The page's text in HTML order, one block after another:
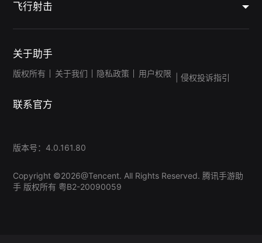
飞行射击
关于助手
版权所有 关于我们 隐私政策 用户权限 | 侵权投诉指引
联系官方
版本号：4.0.161.80
Copyright ©2026@Tencent. All Rights Reserved. 腾讯手游助
手 版权所有 粤B2-20090059